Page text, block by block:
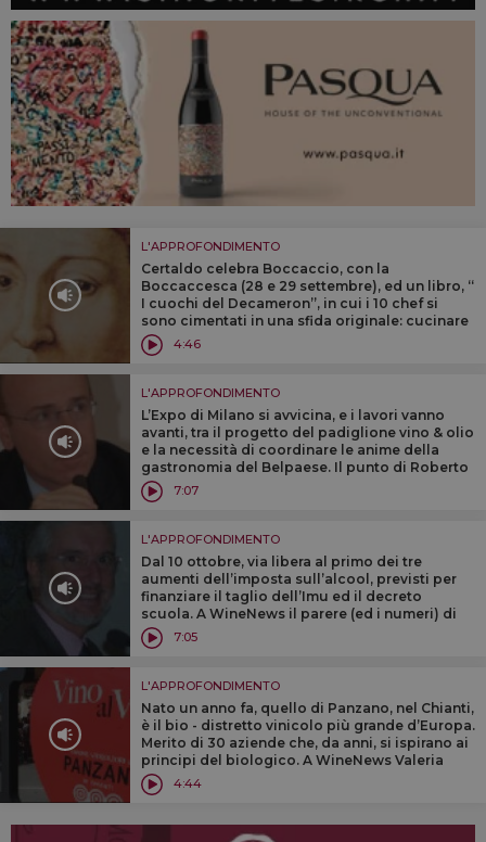
L'APPROFONDIMENTO
Certaldo celebra Boccaccio, con la
Boccaccesca (28 e 29 settembre), ed un libro, “
I cuochi del Decameron”, in cui i 10 chef si
sono cimentati in una sfida originale: cucinare
per i giovani fuggiti da Firenze nei giorni della
peste del 1348
4:46
L'APPROFONDIMENTO
L’Expo di Milano si avvicina, e i lavori vanno
avanti, tra il progetto del padiglione vino & olio
e la necessità di coordinare le anime della
gastronomia del Belpaese. Il punto di Roberto
Arditti, direttore degli affari istituzionali di
Expo 2015
7:07
L'APPROFONDIMENTO
Dal 10 ottobre, via libera al primo dei tre
aumenti dell’imposta sull’alcool, previsti per
finanziare il taglio dell’Imu ed il decreto
scuola. A WineNews il parere (ed i numeri) di
Ottavio Cagiano, direttore generale di
Federvini.
7:05
L'APPROFONDIMENTO
Nato un anno fa, quello di Panzano, nel Chianti,
è il bio - distretto vinicolo più grande d’Europa.
Merito di 30 aziende che, da anni, si ispirano ai
principi del biologico. A WineNews Valeria
Viganò Orsini, a capo dell’Unione Viticoltori di
Panzano
4:44